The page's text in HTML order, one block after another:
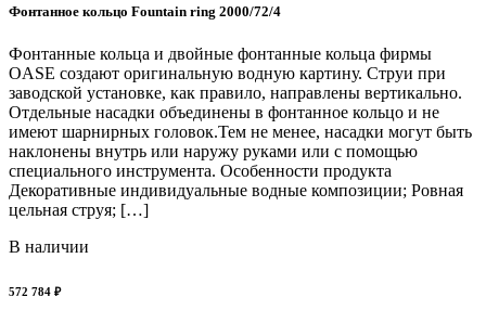
Фонтанное кольцо Fountain ring 2000/72/4
Фонтанные кольца и двойные фонтанные кольца фирмы
OASE создают оригинальную водную картину. Струи при
заводской установке, как правило, направлены вертикально.
Отдельные насадки объединены в фонтанное кольцо и не
имеют шарнирных головок.Тем не менее, насадки могут быть
наклонены внутрь или наружу руками или с помощью
специального инструмента. Особенности продукта
Декоративные индивидуальные водные композиции; Ровная
цельная струя; […]
В наличии
572 784 ₽